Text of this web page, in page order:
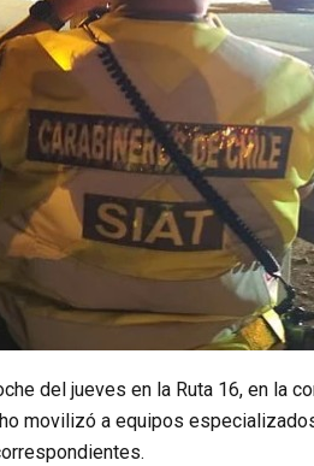
del jueves en la Ruta 16, en la
movilizó a equipos